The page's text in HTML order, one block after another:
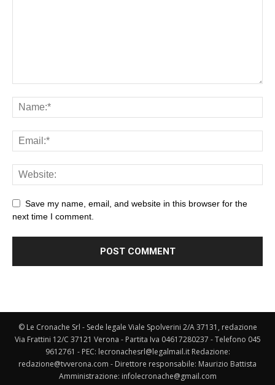
Save my name, email, and website in this browser for the
next time I comment.
© Le Cronache Srl - Sede legale Viale Spolverini 2/A 37131, redazione
Via Frattini 12/C 37121 Verona - Partita Iva 04617280237 - Telefono 045
9612761 - PEC: lecronachesrl@legalmail.it Redazione:
redazione@tvverona.com - Direttore responsabile: Maurizio Battista
Amministrazione: infolecronache@gmail.com